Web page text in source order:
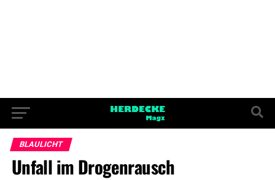
BLAULICHT
Unfall im Drogenrausch